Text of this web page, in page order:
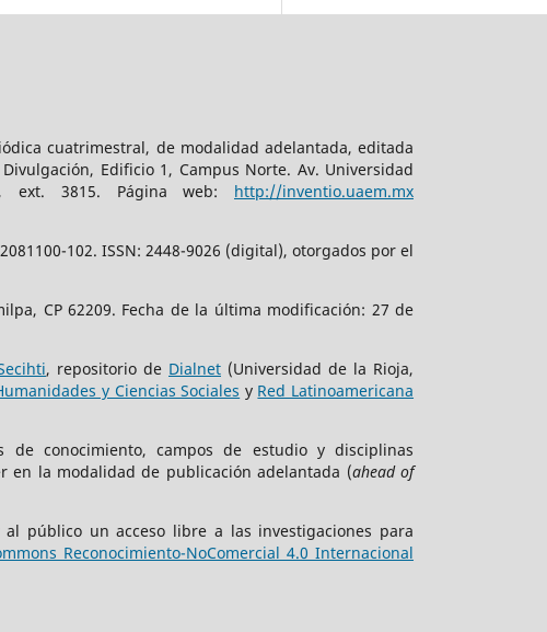
cuatrimestral, de modalidad adelantada, editada
Edificio 1, Campus Norte. Av. Universidad
ext. 3815. Página web: http://inventio.uaem.mx
102. ISSN: 2448-9026 (digital), otorgados por el
CP 62209. Fecha de la última modificación: 27 de
, repositorio de Dialnet (Universidad de la Rioja,
y Ciencias Sociales y Red Latinoamericana
de conocimiento, campos de estudio y disciplinas
en la modalidad de publicación adelantada (ahead of
público un acceso libre a las investigaciones para
Reconocimiento-NoComercial 4.0 Internacional